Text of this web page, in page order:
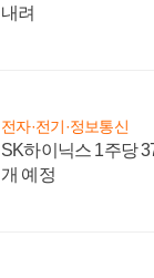
내려
전자·전기·정보통신
SK하이닉스 1주당
개 예정